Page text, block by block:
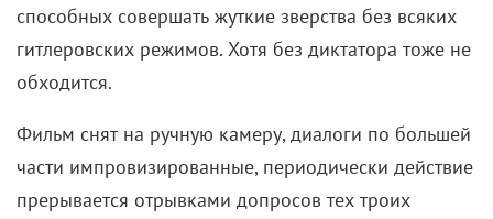
способных совершать жуткие зверства без всяких
гитлеровских режимов. Хотя без диктатора тоже не
обходится.
Фильм снят на ручную камеру, диалоги по большей
части импровизированные, периодически действие
прерывается отрывками допросов тех троих